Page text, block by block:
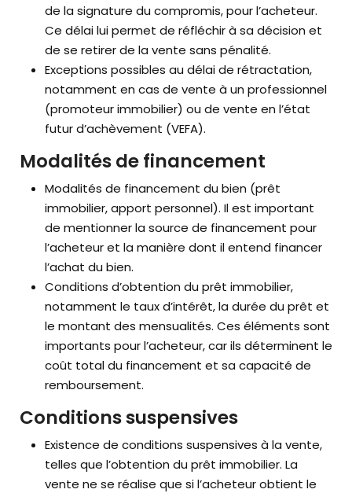
de la signature du compromis, pour l’acheteur.
Ce délai lui permet de réfléchir à sa décision et
de se retirer de la vente sans pénalité.
Exceptions possibles au délai de rétractation,
notamment en cas de vente à un professionnel
(promoteur immobilier) ou de vente en l’état
futur d’achèvement (VEFA).
Modalités de financement
Modalités de financement du bien (prêt
immobilier, apport personnel). Il est important
de mentionner la source de financement pour
l’acheteur et la manière dont il entend financer
l’achat du bien.
Conditions d’obtention du prêt immobilier,
notamment le taux d’intérêt, la durée du prêt et
le montant des mensualités. Ces éléments sont
importants pour l’acheteur, car ils déterminent le
coût total du financement et sa capacité de
remboursement.
Conditions suspensives
Existence de conditions suspensives à la vente,
telles que l’obtention du prêt immobilier. La
vente ne se réalise que si l’acheteur obtient le